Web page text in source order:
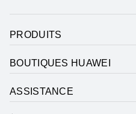
PRODUITS
BOUTIQUES HUAWEI
ASSISTANCE